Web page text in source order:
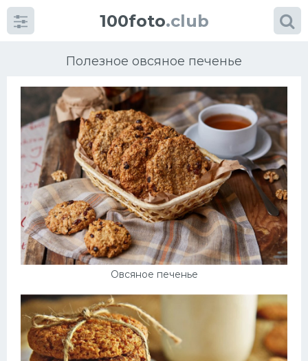
100foto.club
Полезное овсяное печенье
Овсяное печенье
Категориикартинок
Супы
Мясные блюда
Печенье
Выпечка
Десерт
Напитки